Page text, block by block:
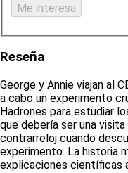
Reseña
George y Annie viajan al
a cabo un experimento
Hadrones para estudiar
que debería ser una
contrarreloj cuando
experimento. La historia
explicaciones científicas